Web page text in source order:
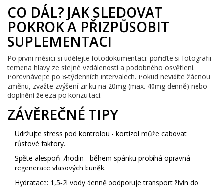
CO DÁL? JAK SLEDOVAT
POKROK A PŘIZPŮSOBIT
SUPLEMENTACI
Po první měsíci si udělejte fotodokumentaci: pořiďte si fotografii
temena hlavy ze stejné vzdálenosti a podobného osvětlení.
Porovnávejte po 8‑týdenních intervalech. Pokud nevidíte žádnou
změnu, zvažte zvýšení zinku na 20mg (max. 40mg denně) nebo
doplnění železa po konzultaci.
ZÁVĚREČNÉ TIPY
Udržujte stress pod kontrolou - kortizol může cabovat
růstové faktory.
Spěte alespoň 7hodin - během spánku probíhá opravná
regenerace vlasových buněk.
Hydratace: 1,5‑2l vody denně podporuje transport živin do